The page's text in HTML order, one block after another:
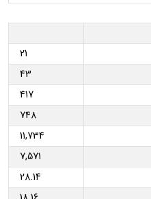
21
43
417
748
11,734
7,571
28.14